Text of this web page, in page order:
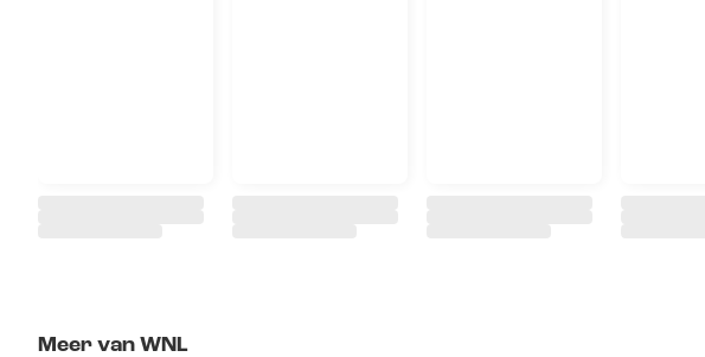
Meer van WNL